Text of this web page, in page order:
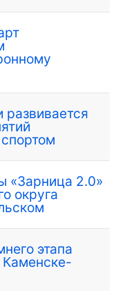
развивается
«Зарница 2.0»
округа
этапа
Каменске-